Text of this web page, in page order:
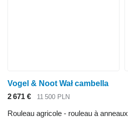
Vogel & Noot Wał cambella
2 671 €
11 500 PLN
Rouleau agricole - rouleau à anneaux